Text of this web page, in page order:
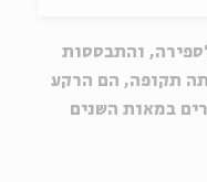
בית המקדש השני בשנת 70 לספירה, והתבססות
תקופה, הם הרקע
במאות השנים